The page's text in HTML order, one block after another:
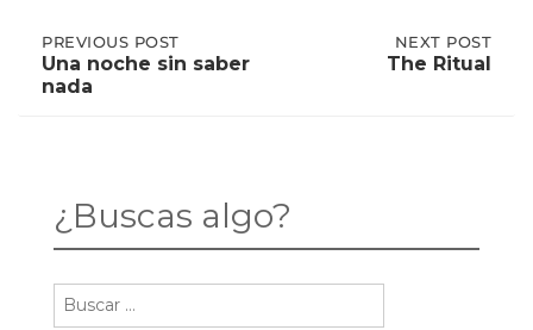
Post
PREVIOUS
POST:
UNA
NOCHE
PREVIOUS POST
Una noche sin saber
nada
NEXT POST
The Ritual
¿Buscas algo?